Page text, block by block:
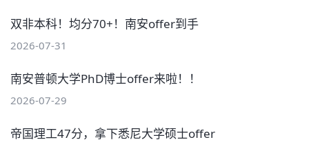
双非本科！均分70+！南安offer到手
2026-07-31
南安普顿大学PhD博士offer来啦！！
2026-07-29
帝国理工47分，拿下悉尼大学硕士offer